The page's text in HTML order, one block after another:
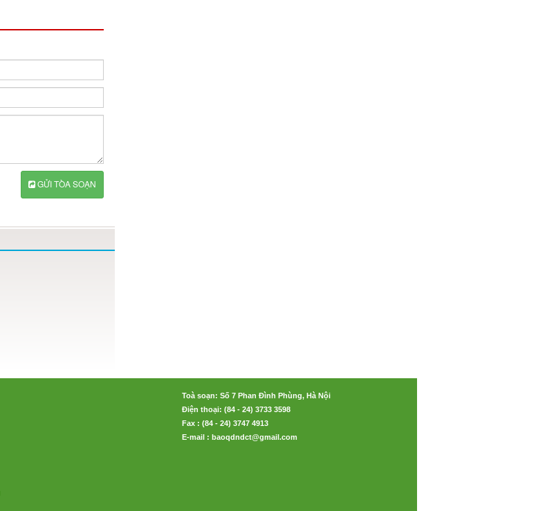
GỬI TÒA SOẠN
Toà soạn: Số 7 Phan Đình Phùng, Hà Nội
Điện thoại: (84 - 24) 3733 3598
Fax : (84 - 24) 3747 4913
E-mail : baoqdndct@gmail.com